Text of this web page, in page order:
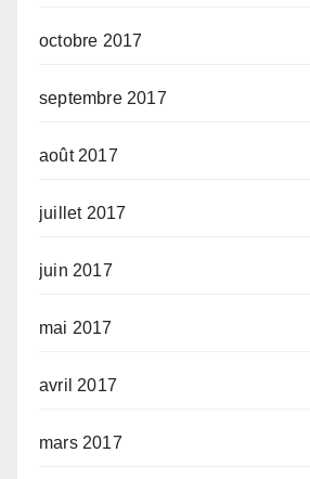
octobre 2017
septembre 2017
août 2017
juillet 2017
juin 2017
mai 2017
avril 2017
mars 2017